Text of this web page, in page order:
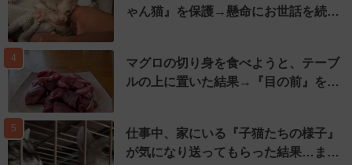
ゃん猫』を保護→懸命にお世話を続…
4
マグロの切り身を食べようと、テーブ
ルの上に置いた結果→『目の前』を…
5
仕事中、家にいる『子猫たちの様子』
が気になり送ってもらった結果…ま…